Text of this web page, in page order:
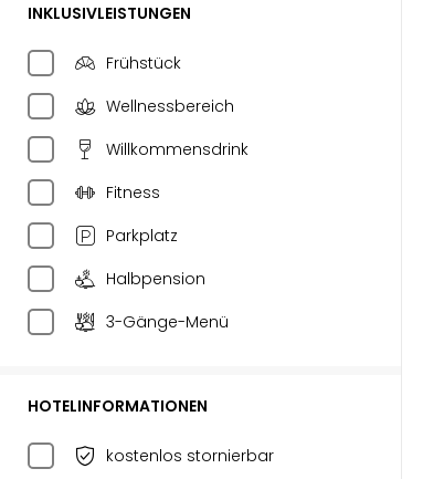
INKLUSIVLEISTUNGEN
Frühstück
Wellnessbereich
Willkommensdrink
Fitness
Parkplatz
Halbpension
3-Gänge-Menü
HOTELINFORMATIONEN
kostenlos stornierbar